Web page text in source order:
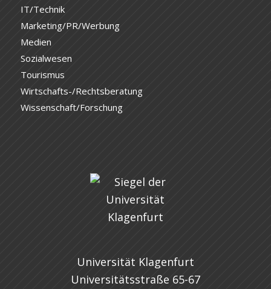
IT/Technik
Marketing/PR/Werbung
Medien
Sozialwesen
Tourismus
Wirtschafts-/Rechtsberatung
Wissenschaft/Forschung
Universität Klagenfurt
Universitätsstraße 65-67